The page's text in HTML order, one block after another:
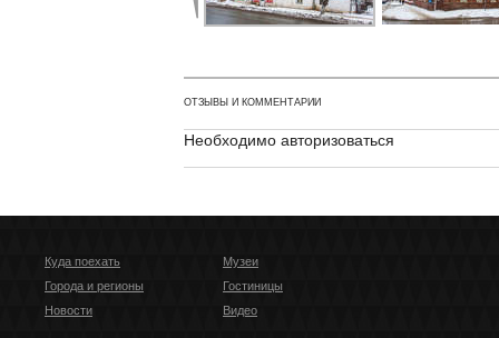
ОТЗЫВЫ И КОММЕНТАРИИ
Необходимо авторизоваться
Куда поехать
Города и регионы
Новости
Музеи
Гостиницы
Видео